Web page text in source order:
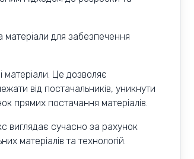
матеріали для забезпечення
матеріали. Це дозволяє
від постачальників, уникнути
прямих постачання матеріалів.
виглядає сучасно за рахунок
матеріалів та технологій.